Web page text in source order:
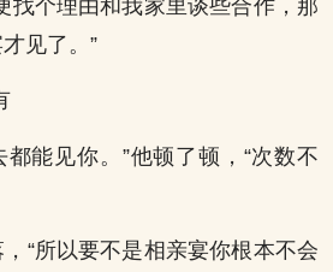
找个理由和我家里谈些合作，那
见了。”
能见你。”他顿了顿，“次数不
“所以要不是相亲宴你根本不会